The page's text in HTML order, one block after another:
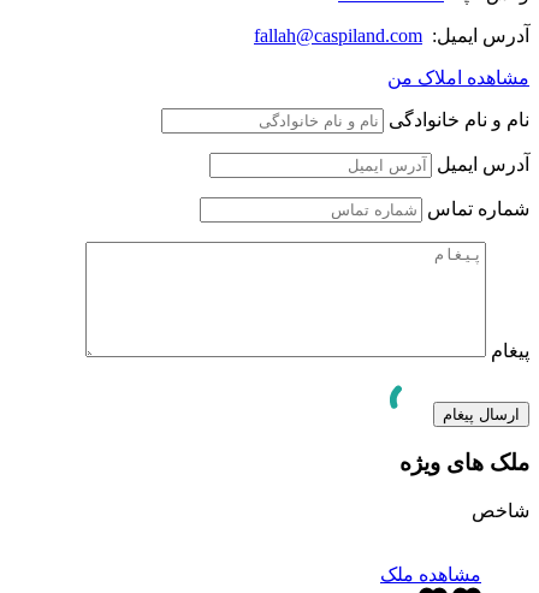
آدرس ایمیل: fallah@caspiland.com
مشاهده املاک من
نام و نام خانوادگی
آدرس ایمیل
شماره تماس
پیغام
ملک های ویژه
شاخص
مشاهده ملک